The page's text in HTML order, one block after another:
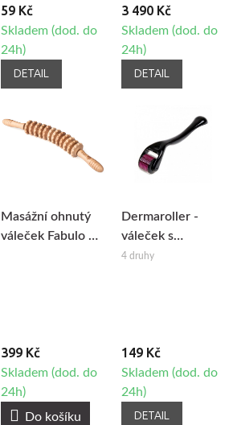
59 Kč
Skladem (dod. do
24h)
DETAIL
3 490 Kč
Skladem (dod. do
24h)
DETAIL
Masážní ohnutý
váleček Fabulo na
399 Kč
Skladem (dod. do
24h)
Do košíku
Dermaroller -
váleček s
mikrojehlami
4 druhy
149 Kč
Skladem (dod. do
24h)
DETAIL